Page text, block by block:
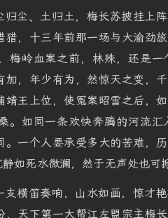
归尘、土归土，梅长苏披挂上
猎，十三年前那一场与大渝劲
梅岭血案之前，林殊，还是
加，年少有为，然惊天之变，
王上位，使冤案昭雪之后，
。如同一条欢快奔腾的河流
。一个人要承受多大的苦难，
如死水微澜，然于无声处也可
支横笛奏响，山水如画，惊才
，天下第一大帮江左盟宗主梅